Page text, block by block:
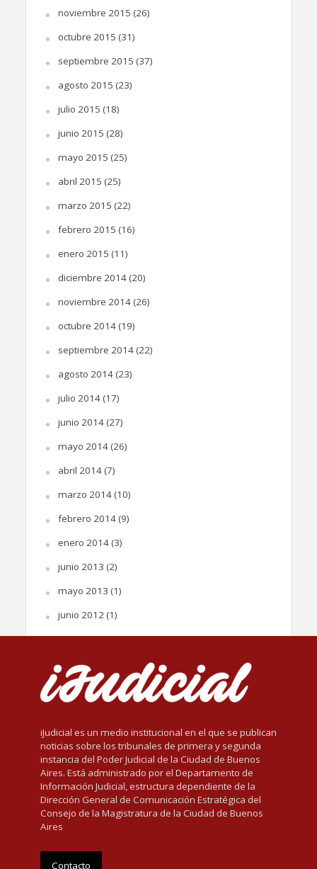
noviembre 2015 (26)
octubre 2015 (31)
septiembre 2015 (37)
agosto 2015 (23)
julio 2015 (18)
junio 2015 (28)
mayo 2015 (25)
abril 2015 (25)
marzo 2015 (22)
febrero 2015 (16)
enero 2015 (11)
diciembre 2014(20)
noviembre 2014(26)
octubre 2014(19)
septiembre 2014(22)
agosto 2014(23)
julio 2014(17)
junio 2014(27)
mayo 2014(26)
abril 2014(7)
marzo 2014(10)
febrero 2014(9)
enero 2014(3)
junio 2013 (2)
mayo 2013 (1)
junio 2012(1)
iJudicial es un medio institucional en el que se publican
noticias sobre los tribunales de primera y segunda
instancia del Poder Judicial de la Ciudad de Buenos
Aires. Está administrado por el Departamento de
Información Judicial, estructura dependiente de la
Dirección General de Comunicación Estratégica del
Consejo de la Magistratura de la Ciudad de Buenos
Aires
Contacto